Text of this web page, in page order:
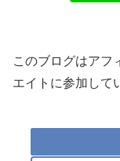
このブログはアフ
エイトに参加して